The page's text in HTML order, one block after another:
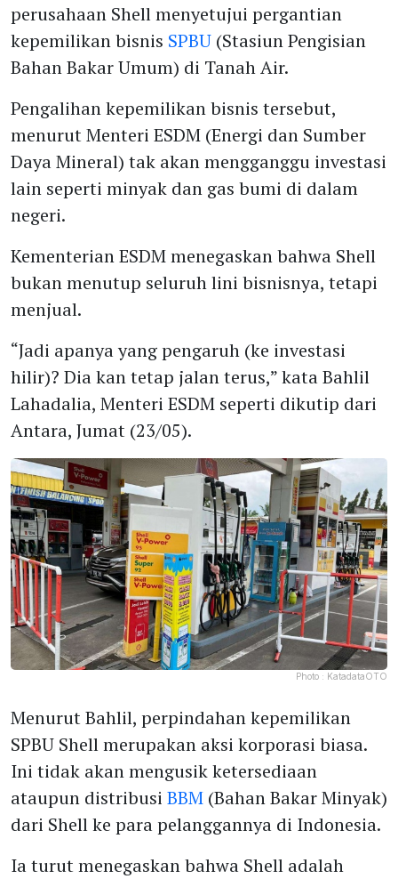
perusahaan Shell menyetujui pergantian
kepemilikan bisnis SPBU (Stasiun Pengisian
Bahan Bakar Umum) di Tanah Air.
Pengalihan kepemilikan bisnis tersebut,
menurut Menteri ESDM (Energi dan Sumber
Daya Mineral) tak akan mengganggu investasi
lain seperti minyak dan gas bumi di dalam
negeri.
Kementerian ESDM menegaskan bahwa Shell
bukan menutup seluruh lini bisnisnya, tetapi
menjual.
“Jadi apanya yang pengaruh (ke investasi
hilir)? Dia kan tetap jalan terus,” kata Bahlil
Lahadalia, Menteri ESDM seperti dikutip dari
Antara, Jumat (23/05).
Photo : KatadataOTO
Menurut Bahlil, perpindahan kepemilikan
SPBU Shell merupakan aksi korporasi biasa.
Ini tidak akan mengusik ketersediaan
ataupun distribusi BBM (Bahan Bakar Minyak)
dari Shell ke para pelanggannya di Indonesia.
Ia turut menegaskan bahwa Shell adalah